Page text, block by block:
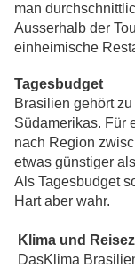
man
Ausserhalb der
einheimische
Tagesbudget
Brasilien gehört
Südamerikas. Für
nach Region
etwas günstiger
Als Tagesbudget
Hart aber wahr.
Klima und
DasKlima